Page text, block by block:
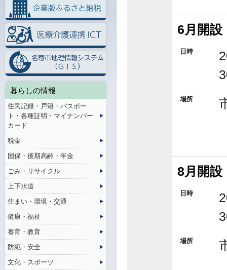
6月開設
日時
場所
8月開設
日時
場所
暮らしの情報
住民記録・戸籍・パスポー
ト・各種証明・マイナンバー
カード
税金
国保・後期高齢・年金
ごみ・リサイクル
上下水道
住まい・環境・交通
健康・福祉
養育・教育
防犯・安全
文化・スポーツ